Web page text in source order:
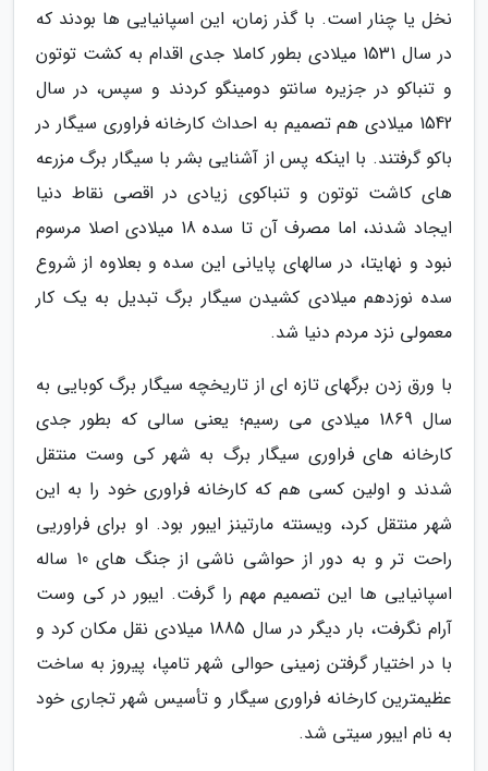
نخل یا چنار است. با گذر زمان، این اسپانیایی ها بودند که
در سال 1531 میلادی بطور کاملا جدی اقدام به کشت توتون
و تنباکو در جزیره سانتو دومینگو کردند و سپس، در سال
1542 میلادی هم تصمیم به احداث کارخانه فراوری سیگار در
باکو گرفتند. با اینکه پس از آشنایی بشر با سیگار برگ مزرعه
های کاشت توتون و تنباکوی زیادی در اقصی نقاط دنیا
ایجاد شدند، اما مصرف آن تا سده 18 میلادی اصلا مرسوم
نبود و نهایتا، در سالهای پایانی این سده و بعلاوه از شروع
سده نوزدهم میلادی کشیدن سیگار برگ تبدیل به یک کار
معمولی نزد مردم دنیا شد.
با ورق زدن برگهای تازه ای از تاریخچه سیگار برگ کوبایی به
سال 1869 میلادی می رسیم؛ یعنی سالی که بطور جدی
کارخانه های فراوری سیگار برگ به شهر کی وست منتقل
شدند و اولین کسی هم که کارخانه فراوری خود را به این
شهر منتقل کرد، ویسنته مارتینز ایبور بود. او برای فراوریی
راحت تر و به دور از حواشی ناشی از جنگ های 10 ساله
اسپانیایی ها این تصمیم مهم را گرفت. ایبور در کی وست
آرام نگرفت، بار دیگر در سال 1885 میلادی نقل مکان کرد و
با در اختیار گرفتن زمینی حوالی شهر تامپا، پیروز به ساخت
عظیمترین کارخانه فراوری سیگار و تأسیس شهر تجاری خود
به نام ایبور سیتی شد.